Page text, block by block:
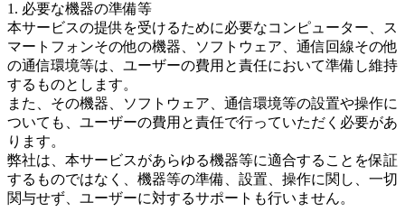
1. 必要な機器の準備等
本サービスの提供を受けるために必要なコンピューター、ス
マートフォンその他の機器、ソフトウェア、通信回線その他
の通信環境等は、ユーザーの費用と責任において準備し維持
するものとします。
また、その機器、ソフトウェア、通信環境等の設置や操作に
ついても、ユーザーの費用と責任で行っていただく必要があ
ります。
弊社は、本サービスがあらゆる機器等に適合することを保証
するものではなく、機器等の準備、設置、操作に関し、一切
関与せず、ユーザーに対するサポートも行いません。